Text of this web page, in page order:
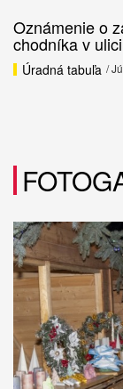
Oznámenie o
chodníka v
Úradná tabuľa /